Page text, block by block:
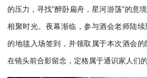
的压力，寻找“醉卧扁舟，星河游荡”的意
相聚时光。夜幕渐临，参与酒会老师陆
的地毯入场签到，并领取属于本次酒会
在镜头前合影留念，定格属于通识家人们的